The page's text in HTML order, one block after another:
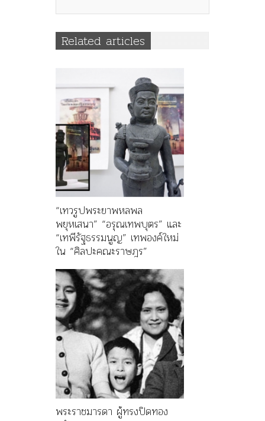
Related articles
“เทวรูปพระยาพหลพล
พยุหเสนา” “อรุณเทพบุตร” และ
“เทพีรัฐธรรมนูญ” เทพองค์ใหม่
ใน “ศิลปะคณะราษฎร”
พระราชมารดา ผู้ทรงปิดทอง